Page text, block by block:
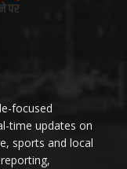
focused
time updates on
sports and local